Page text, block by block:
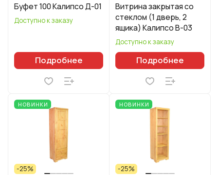
Буфет 100 Калипсо Д-01
Доступно к заказу
Подробнее
Витрина закрытая со
стеклом (1 дверь, 2
ящика) Калипсо B-03
Доступно к заказу
Подробнее
НОВИНКИ
-25%
НОВИНКИ
-25%